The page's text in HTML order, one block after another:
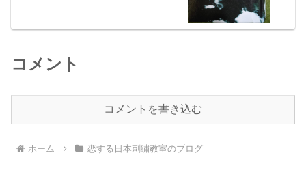
コメント
コメントを書き込む
ホーム 恋する日本刺繍教室のブログ